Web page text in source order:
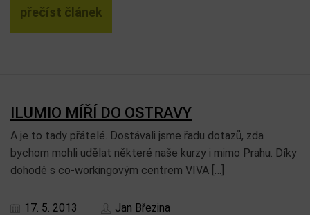
přečíst článek
ILUMIO MÍŘÍ DO OSTRAVY
A je to tady přátelé. Dostávali jsme řadu dotazů, zda
bychom mohli udělat některé naše kurzy i mimo Prahu. Díky
dohodě s co-workingovým centrem VIVA […]
17. 5. 2013 Jan Březina